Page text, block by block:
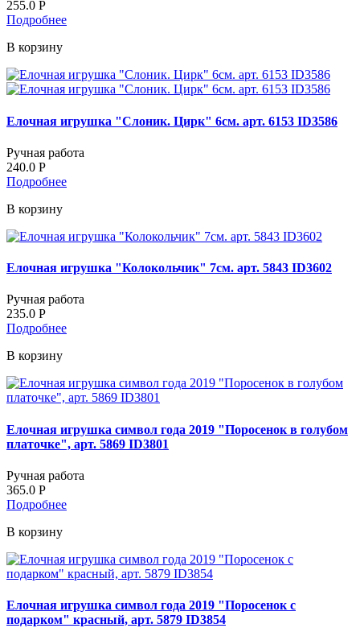
255.0 Р
Подробнее
В корзину
Елочная игрушка "Слоник. Цирк" 6см. арт. 6153 ID3586
Ручная работа
240.0 Р
Подробнее
В корзину
Елочная игрушка "Колокольчик" 7см. арт. 5843 ID3602
Ручная работа
235.0 Р
Подробнее
В корзину
Елочная игрушка символ года 2019 "Поросенок в голубом
платочке", арт. 5869 ID3801
Ручная работа
365.0 Р
Подробнее
В корзину
Елочная игрушка символ года 2019 "Поросенок с
подарком" красный, арт. 5879 ID3854